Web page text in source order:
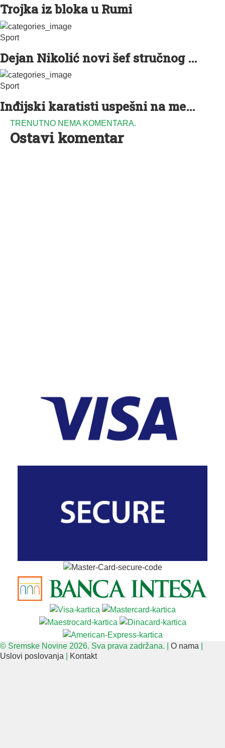
Trojka iz bloka u Rumi
Sport
Dejan Nikolić novi šef stručnog ...
Sport
Inđijski karatisti uspešni na me...
TRENUTNO NEMA KOMENTARA.
Ostavi komentar
© Sremske Novine 2026. Sva prava zadržana. | O nama
Uslovi poslovanja
Kontakt